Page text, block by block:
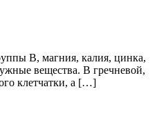
В, магния, калия, цинка,
вещества. В гречневой,
клетчатки, а […]